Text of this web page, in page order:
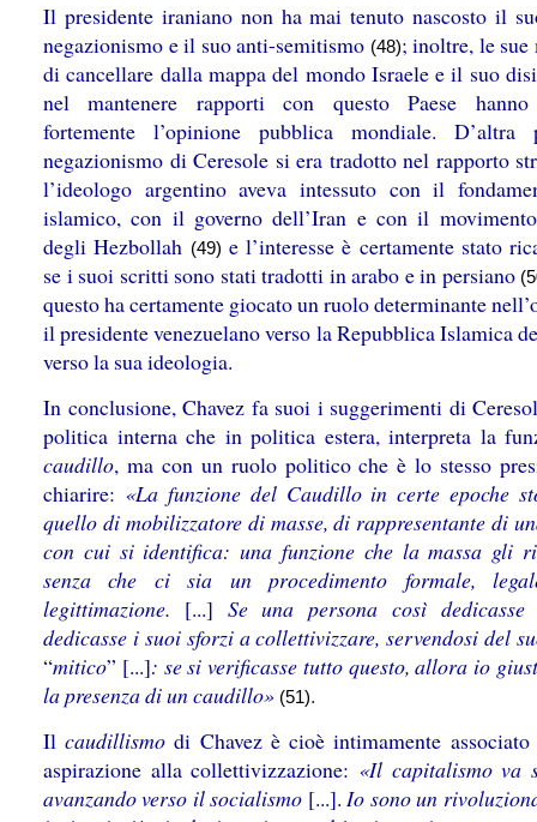
Il presidente iraniano non ha mai tenuto nascosto il
negazionismo e il suo anti-semitismo (48); inoltre, le sue
di cancellare dalla mappa del mondo Israele e il suo
nel mantenere rapporti con questo Paese
fortemente l’opinione pubblica mondiale.
negazionismo di Ceresole si era tradotto nel rapporto
l’ideologo argentino aveva intessuto con il
islamico, con il governo dell’Iran e con il
degli Hezbollah (49) e l’interesse è certamente stato
se i suoi scritti sono stati tradotti in arabo e in persiano
questo ha certamente giocato un ruolo determinante
il presidente venezuelano verso la Repubblica Islamica
verso la sua ideologia.
In conclusione, Chavez fa suoi i suggerimenti di
politica interna che in politica estera, interpreta la
caudillo, ma con un ruolo politico che è lo stesso
chiarire: «La funzione del Caudillo in certe epoche
quello di mobilizzatore di masse, di rappresentante di
con cui si identifica: una funzione che la massa gli
senza che ci sia un procedimento formale,
legittimazione. [...] Se una persona così
dedicasse i suoi sforzi a collettivizzare, servendosi del
“mitico” [...]: se si verificasse tutto questo, allora io
la presenza di un caudillo» (51).
Ilcaudillismo di Chavez è cioè intimamente
aspirazione alla collettivizzazione: «Il capitalismo va
avanzando verso il socialismo [...]. Io sono un